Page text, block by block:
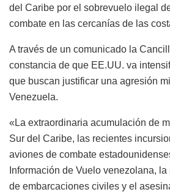
del Caribe por el sobrevuelo ilegal
combate en las cercanías de las
A través de un comunicado la
constancia de que EE.UU. va
que buscan justificar una agresión
Venezuela.
«La extraordinaria acumulación de
Sur del Caribe, las recientes
aviones de combate
Información de Vuelo venezolana,
de embarcaciones civiles y el